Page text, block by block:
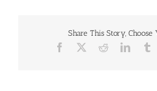
Share This Story, Choose
Facebook Reddit